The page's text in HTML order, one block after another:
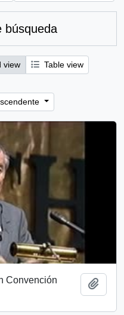
búsqueda
view
Table view
Convención